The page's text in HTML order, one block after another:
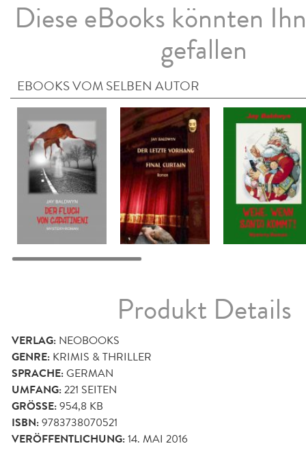
Diese eBooks könnten
gefallen
EBOOKS VOM SELBEN AUTOR
Produkt Details
VERLAG: NEOBOOKS
GENRE: KRIMIS & THRILLER
SPRACHE:GERMAN
UMFANG:221 SEITEN
GRÖSSE: 954,8 KB
ISBN:9783738070521
VERÖFFENTLICHUNG:14. MAI 2016